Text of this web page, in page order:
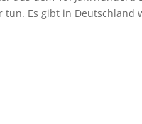
tun. Es gibt in